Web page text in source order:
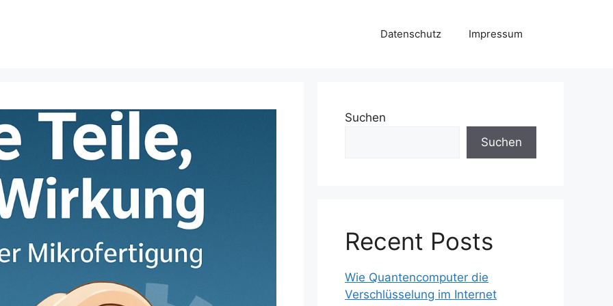
Datenschutz Impressum
Suchen
Suchen
Recent Posts
Wie Quantencomputer die
Verschlüsselung im Internet